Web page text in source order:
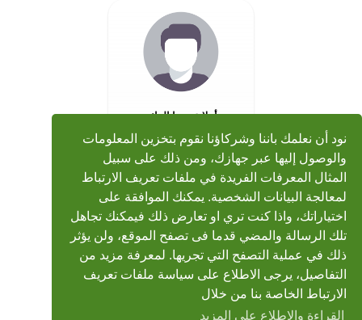
نود أن نعلمك باننا وشركاؤنا نقوم بتخزين المعلومات
والوصول إليها عبر جهازك، ومن ذلك على سبيل
المثال المعرفات الفريدة في ملفات تعريف الارتباط
لمعالجة البيانات الشخصية. يمكنك الموافقة على
اختياراتك، واذا كنت تري او تعارض ذلك فيمكنك تجاهل
تلك الرسالة والمضي قدما فى تصفح الموقع، ولن يؤثر
ذلك في عملية التصفح التي تجريها. لمعرفة مزيد من
التفاصيل، يرجى الاطلاع على سياسة ملفات تعريف
الارتباط الخاصة بنا من خلال
القراءة والاطلاع على المزيد
أهلا عزيزنا الزائر
يسعدنا ان تكون واحد من
مجتمع محبي الشيخ محمد
صديق المنشاوي، هنا نلتقي
لنتعارف وننتقى اجمل
التلاوات المنشاوية
تسجيل جديد